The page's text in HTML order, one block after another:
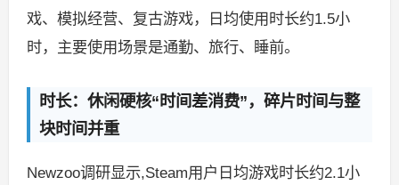
戏、模拟经营、复古游戏，日均使用时长约1.5小
时，主要使用场景是通勤、旅行、睡前。
时长：休闲硬核“时间差消费”，碎片时间与整
块时间并重
Newzoo调研显示,Steam用户日均游戏时长约2.1小